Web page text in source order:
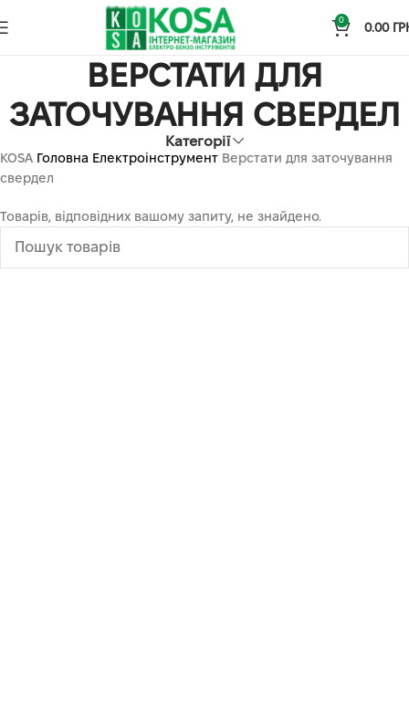
0
0.00
ВЕРСТАТИ ДЛЯ
ЗАТОЧУВАННЯ СВЕРДЕЛ
Категорії
KOSA Головна Електроінструмент Верстати для заточування
свердел
Товарів, відповідних вашому запиту, не знайдено.